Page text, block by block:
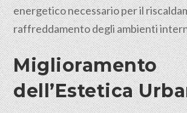
energetico necessario per il
raffreddamento degli ambienti
Miglioramento
dell’Estetica